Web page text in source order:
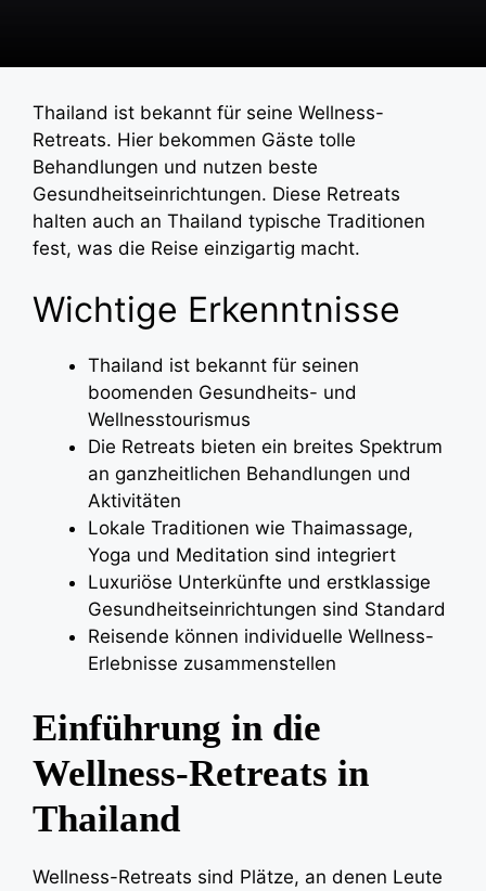
Thailand ist bekannt für seine Wellness-
Retreats. Hier bekommen Gäste tolle
Behandlungen und nutzen beste
Gesundheitseinrichtungen. Diese Retreats
halten auch an Thailand typische Traditionen
fest, was die Reise einzigartig macht.
Wichtige Erkenntnisse
Thailand ist bekannt für seinen
boomenden Gesundheits- und
Wellnesstourismus
Die Retreats bieten ein breites Spektrum
an ganzheitlichen Behandlungen und
Aktivitäten
Lokale Traditionen wie Thaimassage,
Yoga und Meditation sind integriert
Luxuriöse Unterkünfte und erstklassige
Gesundheitseinrichtungen sind Standard
Reisende können individuelle Wellness-
Erlebnisse zusammenstellen
Einführung in die
Wellness-Retreats in
Thailand
Wellness-Retreats sind Plätze, an denen Leute